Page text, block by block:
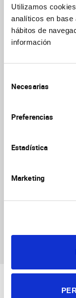
Utilizamos
analíticos en base
hábitos de
información
Necesarias
Preferencias
Estadística
Marketing
García-
Murcia-
Garrido L, de
9(6):1681
Murcia-